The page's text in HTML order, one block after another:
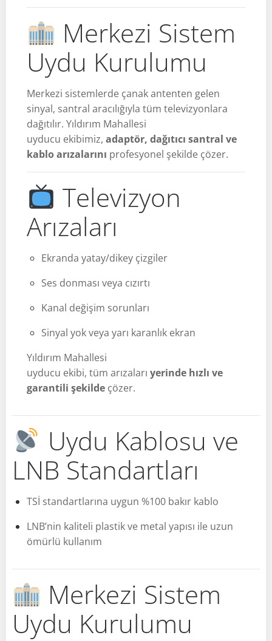
Merkezi Sistem
Uydu Kurulumu
Merkezi sistemlerde çanak antenten gelen
sinyal, santral aracılığıyla tüm televizyonlara
dağıtılır. Yıldırım Mahallesi
uyducu ekibimiz, adaptör, dağıtıcı santral ve
kablo arızalarını profesyonel şekilde çözer.
Televizyon
Arızaları
Ekranda yatay/dikey çizgiler
Ses donması veya cızırtı
Kanal değişim sorunları
Sinyal yok veya yarı karanlık ekran
Yıldırım Mahallesi
uyducu ekibi, tüm arızaları yerinde hızlı ve
garantili şekilde çözer.
Uydu Kablosu ve
LNB Standartları
TSİ standartlarına uygun %100 bakır kablo
LNB’nin kaliteli plastik ve metal yapısı ile uzun
ömürlü kullanım
Merkezi Sistem
Uydu Kurulumu